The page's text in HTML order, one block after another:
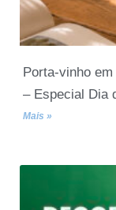
Porta-vinho
– Especial Dia
Mais »